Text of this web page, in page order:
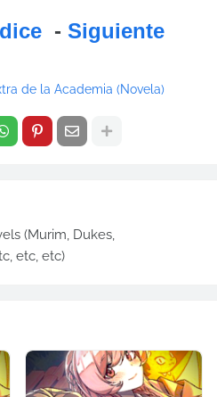
- Siguiente
de la Academia (Novela)
(Murim, Dukes,
etc, etc)